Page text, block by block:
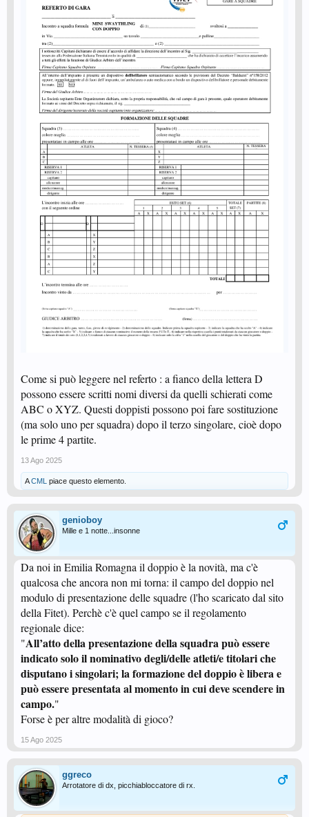
Come si può leggere nel referto : a fianco della lettera D
possono essere scritti nomi diversi da quelli schierati come
ABC o XYZ. Questi doppisti possono poi fare sostituzione
(ma solo uno per squadra) dopo il terzo singolare, cioè dopo
le prime 4 partite.
13 Ago 2025
ACML piace questo elemento.
genioboy
Mille e 1 notte...insonne
Da noi in Emilia Romagna il doppio è la novità, ma c'è
qualcosa che ancora non mi torna: il campo del doppio nel
modulo di presentazione delle squadre (l'ho scaricato dal sito
della Fitet). Perchè c'è quel campo se il regolamento
regionale dice:
"All’atto della presentazione della squadra può essere
indicato solo il nominativo degli/delle atleti/e titolari che
disputano i singolari; la formazione del doppio è libera e
può essere presentata al momento in cui deve scendere in
campo."
Forse è per altre modalità di gioco?
15 Ago 2025
ggreco
Arrotatore di dx, picchiabloccatore di rx.